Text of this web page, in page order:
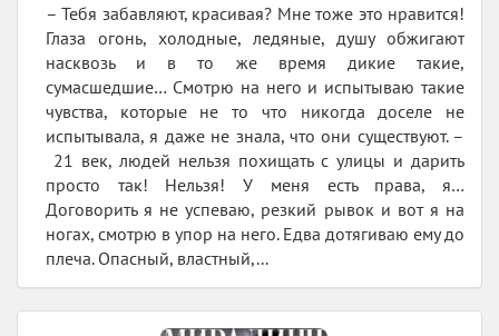
– Тебя забавляют, красивая? Мне тоже это нравится!
Глаза огонь, холодные, ледяные, душу обжигают
насквозь и в то же время дикие такие,
сумасшедшие… Смотрю на него и испытываю такие
чувства, которые не то что никогда доселе не
испытывала, я даже не знала, что они существуют. –
21 век, людей нельзя похищать с улицы и дарить
просто так! Нельзя! У меня есть права, я…
Договорить я не успеваю, резкий рывок и вот я на
ногах, смотрю в упор на него. Едва дотягиваю ему до
плеча. Опасный, властный,...